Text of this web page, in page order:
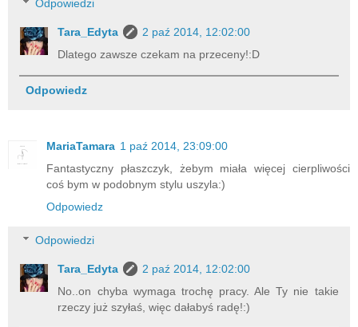
Odpowiedzi
Tara_Edyta
2 paź 2014, 12:02:00
Dlatego zawsze czekam na przeceny!:D
Odpowiedz
MariaTamara 1 paź 2014, 23:09:00
Fantastyczny płaszczyk, żebym miała więcej cierpliwości
coś bym w podobnym stylu uszyla:)
Odpowiedz
Odpowiedzi
Tara_Edyta
2 paź 2014, 12:02:00
No..on chyba wymaga trochę pracy. Ale Ty nie takie
rzeczy już szyłaś, więc dałabyś radę!:)